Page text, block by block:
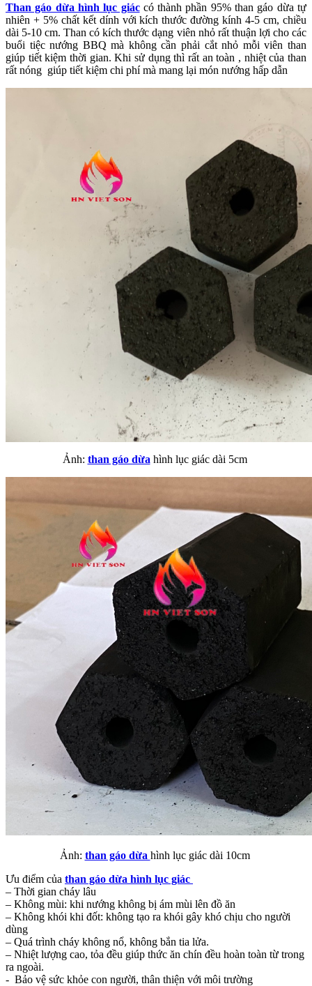
Than gáo dừa hình lục giáccó thành phần 95% than gáo dừa tự
nhiên + 5% chất kết dính với kích thước đường kính 4-5 cm, chiều
dài 5-10 cm. Than có kích thước dạng viên nhỏ rất thuận lợi cho các
buổi tiệc nướng BBQ mà không cần phải cắt nhỏ mỗi viên than
giúp tiết kiệm thời gian. Khi sử dụng thì rất an toàn , nhiệt của than
rất nóng giúp tiết kiệm chi phí mà mang lại món nướng hấp dẫn
Ảnh: than gáo dừa hình lục giác dài 5cm
Ảnh: than gáo dừa hình lục giác dài 10cm
Ưu điểm của than gáo dừa hình lục giác
– Thời gian cháy lâu
– Không mùi: khi nướng không bị ám mùi lên đồ ăn
– Không khói khi đốt: không tạo ra khói gây khó chịu cho người
dùng
– Quá trình cháy không nổ, không bắn tia lửa.
– Nhiệt lượng cao, tỏa đều giúp thức ăn chín đều hoàn toàn từ trong
ra ngoài.
- Bảo vệ sức khỏe con người, thân thiện với môi trường